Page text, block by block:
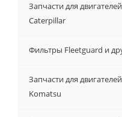
Запчасти для двигателей
Caterpillar
Фильтры Fleetguard и
Запчасти для двигателей
Komatsu